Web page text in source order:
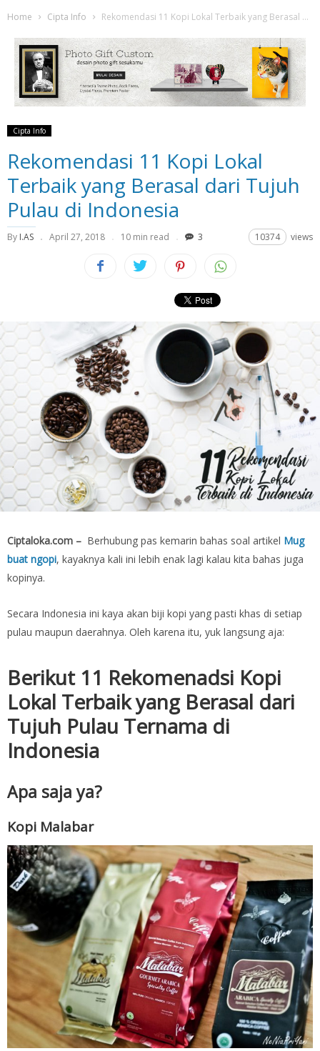
Home Cipta Info Rekomendasi 11 Kopi Lokal Terbaik yang Berasal dari Tujuh Pulau di Indonesia
Cipta Info
Rekomendasi 11 Kopi Lokal
Terbaik yang Berasal dari Tujuh
Pulau di Indonesia
By I.AS April 27, 2018 10 min read 3 10374 views
Ciptaloka.com – Berhubung pas kemarin bahas soal artikel Mug
buat ngopi, kayaknya kali ini lebih enak lagi kalau kita bahas juga
kopinya.
Secara Indonesia ini kaya akan biji kopi yang pasti khas di setiap
pulau maupun daerahnya. Oleh karena itu, yuk langsung aja:
Berikut 11 Rekomenadsi Kopi
Lokal Terbaik yang Berasal dari
Tujuh Pulau Ternama di
Indonesia
Apa saja ya?
Kopi Malabar